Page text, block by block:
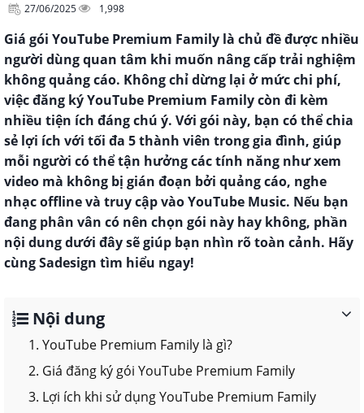
27/06/2025 1,998
Giá gói YouTube Premium Family là chủ đề được nhiều
người dùng quan tâm khi muốn nâng cấp trải nghiệm
không quảng cáo. Không chỉ dừng lại ở mức chi phí,
việc đăng ký YouTube Premium Family còn đi kèm
nhiều tiện ích đáng chú ý. Với gói này, bạn có thể chia
sẻ lợi ích với tối đa 5 thành viên trong gia đình, giúp
mỗi người có thể tận hưởng các tính năng như xem
video mà không bị gián đoạn bởi quảng cáo, nghe
nhạc offline và truy cập vào YouTube Music. Nếu bạn
đang phân vân có nên chọn gói này hay không, phần
nội dung dưới đây sẽ giúp bạn nhìn rõ toàn cảnh. Hãy
cùng Sadesign tìm hiểu ngay!
Nội dung
1. YouTube Premium Family là gì?
2. Giá đăng ký gói YouTube Premium Family
3. Lợi ích khi sử dụng YouTube Premium Family